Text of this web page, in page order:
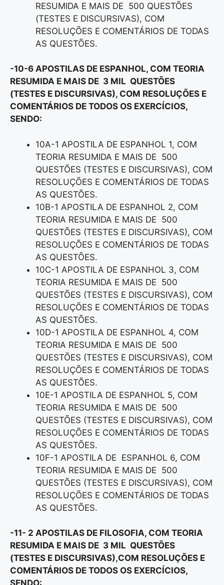
RESUMIDA E MAIS DE 500 QUESTÕES
(TESTES E DISCURSIVAS), COM
RESOLUÇÕES E COMENTÁRIOS DE TODAS
AS QUESTÕES.
-10-6 APOSTILAS DE ESPANHOL, COM TEORIA
RESUMIDA E MAIS DE 3 MIL QUESTÕES
(TESTES E DISCURSIVAS), COM RESOLUÇÕES E
COMENTÁRIOS DE TODOS OS EXERCÍCIOS,
SENDO:
10A-1 APOSTILA DE ESPANHOL 1, COM
TEORIA RESUMIDA E MAIS DE 500
QUESTÕES (TESTES E DISCURSIVAS), COM
RESOLUÇÕES E COMENTÁRIOS DE TODAS
AS QUESTÕES.
10B-1 APOSTILA DE ESPANHOL 2, COM
TEORIA RESUMIDA E MAIS DE 500
QUESTÕES (TESTES E DISCURSIVAS), COM
RESOLUÇÕES E COMENTÁRIOS DE TODAS
AS QUESTÕES.
10C-1 APOSTILA DE ESPANHOL 3, COM
TEORIA RESUMIDA E MAIS DE 500
QUESTÕES (TESTES E DISCURSIVAS), COM
RESOLUÇÕES E COMENTÁRIOS DE TODAS
AS QUESTÕES.
10D-1 APOSTILA DE ESPANHOL 4, COM
TEORIA RESUMIDA E MAIS DE 500
QUESTÕES (TESTES E DISCURSIVAS), COM
RESOLUÇÕES E COMENTÁRIOS DE TODAS
AS QUESTÕES.
10E-1 APOSTILA DE ESPANHOL 5, COM
TEORIA RESUMIDA E MAIS DE 500
QUESTÕES (TESTES E DISCURSIVAS), COM
RESOLUÇÕES E COMENTÁRIOS DE TODAS
AS QUESTÕES.
10F-1 APOSTILA DE ESPANHOL 6, COM
TEORIA RESUMIDA E MAIS DE 500
QUESTÕES (TESTES E DISCURSIVAS), COM
RESOLUÇÕES E COMENTÁRIOS DE TODAS
AS QUESTÕES.
-11- 2 APOSTILAS DE FILOSOFIA, COM TEORIA
RESUMIDA E MAIS DE 3 MIL QUESTÕES
(TESTES E DISCURSIVAS),COM RESOLUÇÕES E
COMENTÁRIOS DE TODOS OS EXERCÍCIOS,